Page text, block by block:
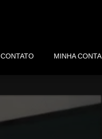
CONTATO MINHA CONTA